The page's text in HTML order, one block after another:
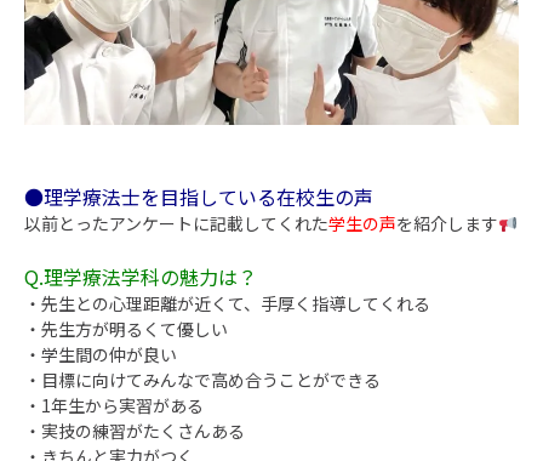
●理学療法士を目指している在校生の声
以前とったアンケートに記載してくれた学生の声を紹介します
Q.理学療法学科の魅力は？
・先生との心理距離が近くて、手厚く指導してくれる
・先生方が明るくて優しい
・学生間の仲が良い
・目標に向けてみんなで高め合うことができる
・1年生から実習がある
・実技の練習がたくさんある